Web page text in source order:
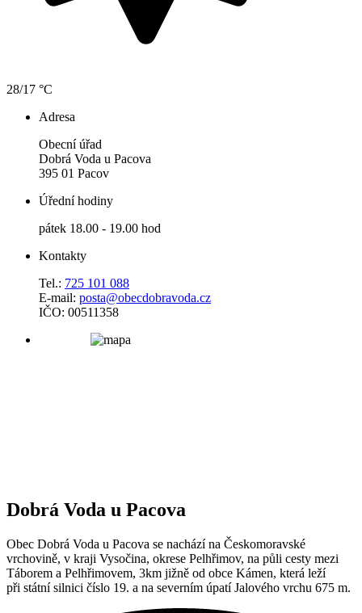
28/17 °C
Adresa
Obecní úřad
Dobrá Voda u Pacova
395 01 Pacov
Úřední hodiny
pátek 18.00 - 19.00 hod
Kontakty
Tel.: 725 101 088
E-mail: posta@obecdobravoda.cz
IČO: 00511358
Dobrá Voda u Pacova
Obec Dobrá Voda u Pacova se nachází na Českomoravské
vrchovině, v kraji Vysočina, okrese Pelhřimov, na půli cesty mezi
Táborem a Pelhřimovem, 3km jižně od obce Kámen, která leží
při státní silnici číslo 19. a na severním úpatí Jalového vrchu 675 m.